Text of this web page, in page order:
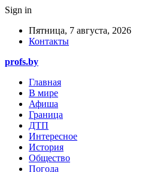
Sign in
Пятница, 7 августа, 2026
Контакты
profs.by
Главная
В мире
Афиша
Граница
ДТП
Интересное
История
Общество
Погода